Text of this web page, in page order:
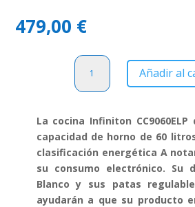
479,00 €
Cocina
Infiniton
CC9060ELP
Añadir al
La cocina Infiniton
capacidad de horno de 60
clasificación energética A
su consumo electrónico. Su
Blanco y sus patas
ayudarán a que su producto